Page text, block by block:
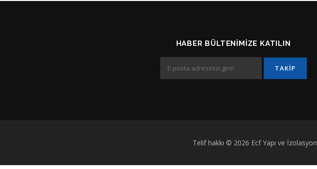
HABER BÜLTENIMIZE KATILIN
Telif hakkı © 2026 Ecf Yapı ve İzolasyon